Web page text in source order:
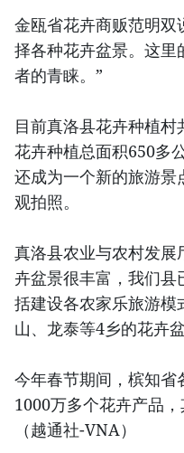
金瓯省花卉商贩范明双
择各种花卉盆景。这里
者的青睐。”
目前真洛县花卉种植村
花卉种植总面积650多
还成为一个新的旅游景
观拍照。
真洛县农业与农村发展
卉盆景很丰富，我们
括建设各农家乐旅游模
山、龙泰等4乡的花卉
今年春节期间，槟知
1000万多个花卉产品，
（越通社-VNA）